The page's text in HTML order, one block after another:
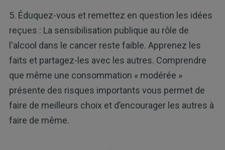
5. Éduquez-vous et remettez en question les idées
reçues : La sensibilisation publique au rôle de
l'alcool dans le cancer reste faible. Apprenez les
faits et partagez-les avec les autres. Comprendre
que même une consommation « modérée »
présente des risques importants vous permet de
faire de meilleurs choix et d’encourager les autres à
faire de même.